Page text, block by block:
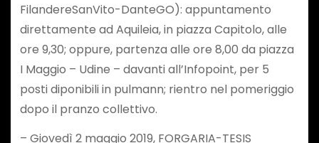
FilandereSanVito-DanteGO): appuntamento
direttamente ad Aquileia, in piazza Capitolo, alle
ore 9,30; oppure, partenza alle ore 8,00 da piazza
I Maggio – Udine – davanti all’Infopoint, per 5
posti diponibili in pulmann; rientro nel pomeriggio
dopo il pranzo collettivo.
– Giovedì 2 maggio 2019, FORGARIA-TESIS